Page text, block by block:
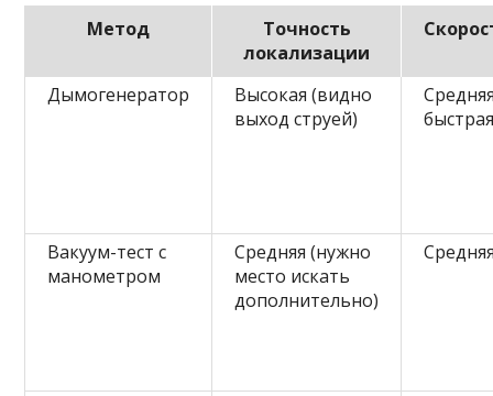
Метод
Точность
локализации
Дымогенератор
Высокая (видно
выход струей)
Вакуум-тест с
манометром
Средняя (нужно
место искать
дополнительно)